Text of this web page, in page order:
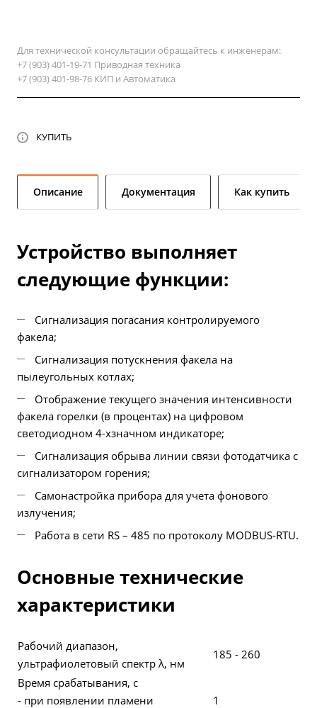
Для технической консультации обращайтесь к инженерам:
+7 (903) 401-19-71 Приводная техника
+7 (903) 401-98-76 КИП и Автоматика
КУПИТЬ
Описание Документация Как купить
Устройство выполняет
следующие функции:
Сигнализация погасания контролируемого
факела;
Сигнализация потускнения факела на
пылеугольных котлах;
Отображение текущего значения интенсивности
факела горелки (в процентах) на цифровом
светодиодном 4-хзначном индикаторе;
Сигнализация обрыва линии связи фотодатчика с
сигнализатором горения;
Самонастройка прибора для учета фонового
излучения;
Работа в сети RS – 485 по протоколу MODBUS-RTU.
Основные технические
характеристики
Рабочий диапазон,
ультрафиолетовый спектр λ, нм
185 - 260
Время срабатывания, с
- при появлении пламени
1